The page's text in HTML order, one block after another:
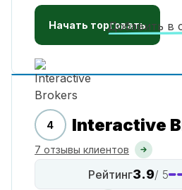
Начать торговать
Добавить в
4 Interactive
7 отзывы клиентов
Рейтинг3.9/ 5